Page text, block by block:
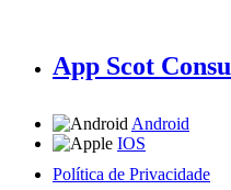
App Scot
Android
IOS
Política de Privacidade